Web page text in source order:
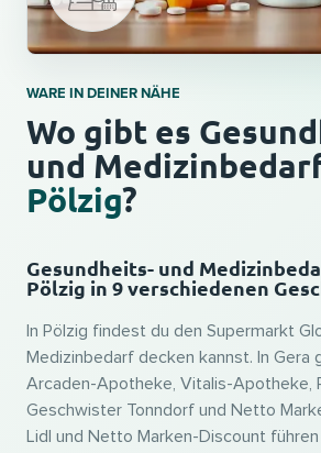
WARE IN DEINER NÄHE
Wo gibt es
und
Pölzig?
Gesundheits- und
Pölzig in 9 verschiedenen
In Pölzig findest du den Supermarkt
Medizinbedarf decken kannst. In Gera
Arcaden-Apotheke, Vitalis-Apotheke,
Geschwister Tonndorf und Netto
Lidl und Netto Marken-Discount